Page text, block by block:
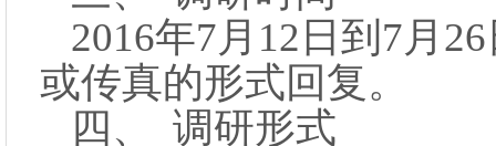
2016年7月12日到7月
或传真的形式回复。
四、 调研形式